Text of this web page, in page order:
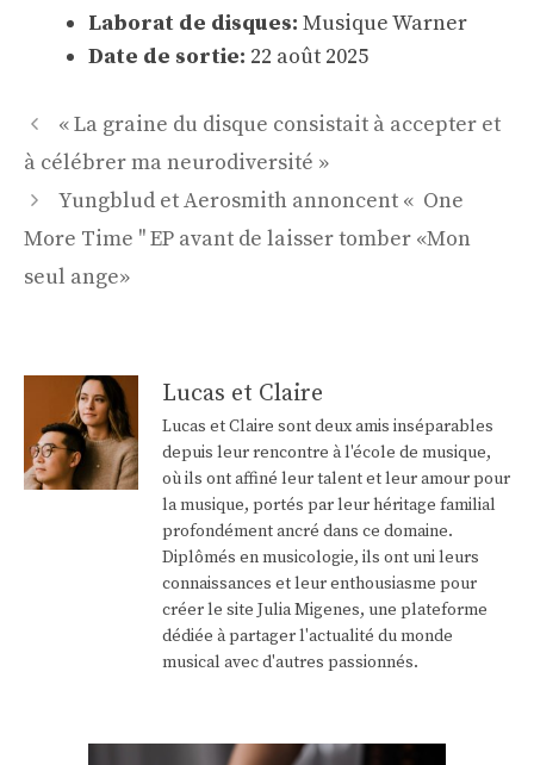
Laborat de disques: Musique Warner
Date de sortie: 22 août 2025
Navigation
des
« La graine du disque consistait à accepter et
à célébrer ma neurodiversité »
Yungblud et Aerosmith annoncent « One
More Time '' EP avant de laisser tomber «Mon
seul ange»
Lucas et Claire
Lucas et Claire sont deux amis inséparables
depuis leur rencontre à l'école de musique,
où ils ont affiné leur talent et leur amour pour
la musique, portés par leur héritage familial
profondément ancré dans ce domaine.
Diplômés en musicologie, ils ont uni leurs
connaissances et leur enthousiasme pour
créer le site Julia Migenes, une plateforme
dédiée à partager l'actualité du monde
musical avec d'autres passionnés.